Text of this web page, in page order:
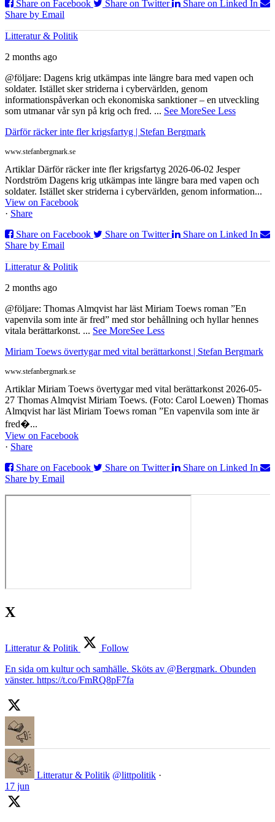
Share on Facebook Share on Twitter
Share on Linked In
Share by Email
Litteratur & Politik
2 months ago
@följare: Dagens krig utkämpas inte längre bara med vapen och
soldater. Istället sker striderna i cybervärlden, genom
informationspåverkan och ekonomiska sanktioner – en utveckling
som utmanar vår syn på krig och fred. ... See MoreSee Less
Därför räcker inte fler krigsfartyg | Stefan Bergmark
www.stefanbergmark.se
Artiklar Därför räcker inte fler krigsfartyg 2026-06-02 Jesper
Nordström Dagens krig utkämpas inte längre bara med vapen och
soldater. Istället sker striderna i cybervärlden, genom information...
View on Facebook
· Share
Share on Facebook
Share on Twitter
Share on Linked In
Share by Email
Litteratur & Politik
2 months ago
@följare: Thomas Almqvist har läst Miriam Toews roman ”En
vapenvila som inte är fred” med stor behållning och hyllar hennes
vitala berättarkonst. ... See MoreSee Less
Miriam Toews övertygar med vital berättarkonst | Stefan Bergmark
www.stefanbergmark.se
Artiklar Miriam Toews övertygar med vital berättarkonst 2026-05-
27 Thomas Almqvist Miriam Toews. (Foto: Carol Loewen) Thomas
Almqvist har läst Miriam Toews roman ”En vapenvila som inte är
fred�...
View on Facebook
· Share
Share on Facebook
Share on Twitter
Share on Linked In
Share by Email
X
Litteratur & Politik
Follow
En sida om kultur och samhälle. Sköts av @Bergmark. Obunden
vänster. https://t.co/FmRQ8pF7fa
Litteratur & Politik @littpolitik ·
17 jun